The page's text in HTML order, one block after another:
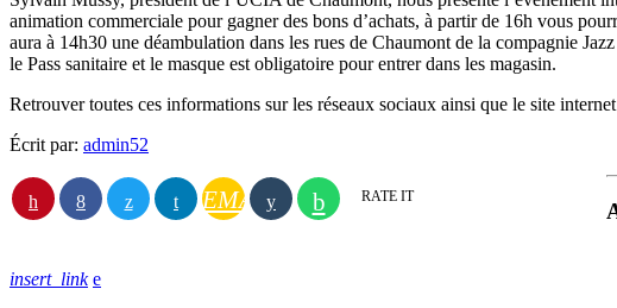
animation commerciale pour gagner des bons d’achats, à partir de 16h vous
aura à 14h30 une déambulation dans les rues de Chaumont de la compagnie
le Pass sanitaire et le masque est obligatoire pour entrer dans les magasin.
Retrouver toutes ces informations sur les réseaux sociaux ainsi que le site
Écrit par: admin52
EMAIL RATE IT
insert_link